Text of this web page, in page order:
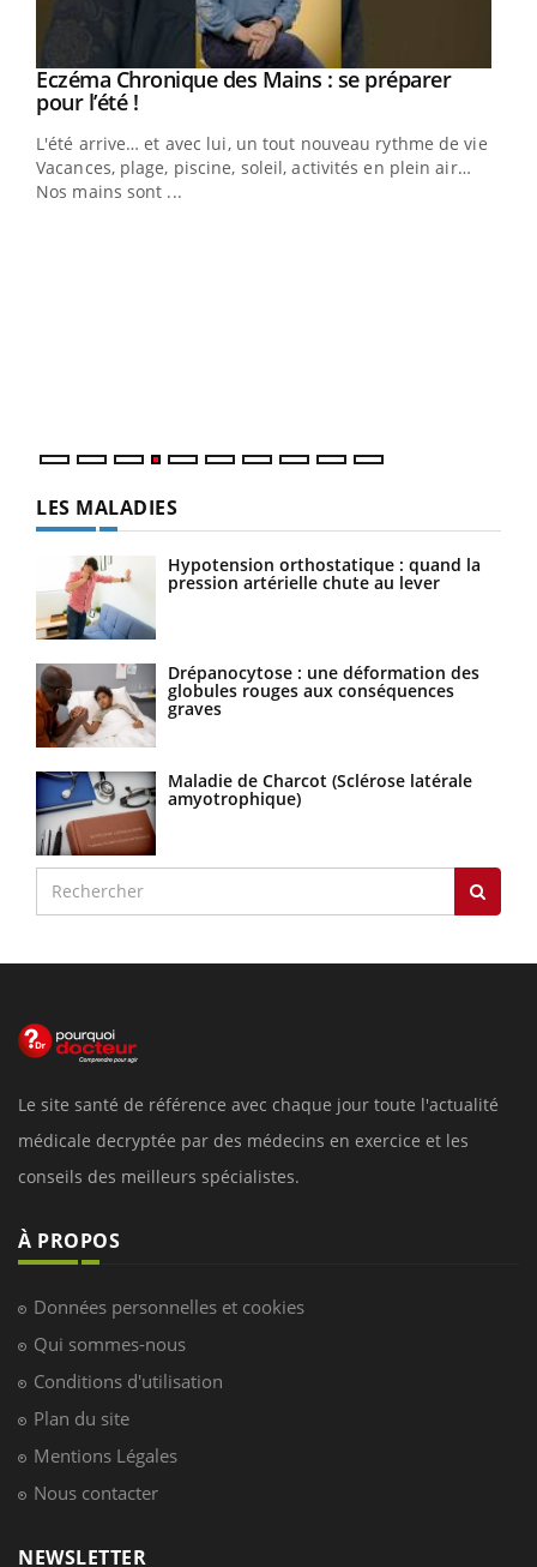
Youtube
Eczéma Chronique des Mains : se préparer
pour l’été !Youtube
L'été arrive… et avec lui, un tout nouveau rythme de vie !
Vacances, plage, piscine, soleil, activités en plein air…
Nos mains sont ...
LES MALADIES
Hypotension orthostatique : quand la
pression artérielle chute au lever
Drépanocytose : une déformation des
globules rouges aux conséquences
graves
Maladie de Charcot (Sclérose latérale
amyotrophique)
Le site santé de référence avec chaque jour toute l'actualité
médicale decryptée par des médecins en exercice et les
conseils des meilleurs spécialistes.
À PROPOS
Données personnelles et cookies
Qui sommes-nous
Conditions d'utilisation
Plan du site
Mentions Légales
Nous contacter
NEWSLETTER